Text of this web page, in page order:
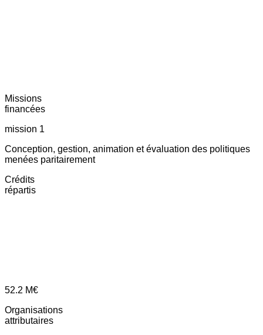
Missions
financées
mission 1
Conception, gestion, animation et évaluation des politiques
menées paritairement
Crédits
répartis
52.2 M€
Organisations
attributaires